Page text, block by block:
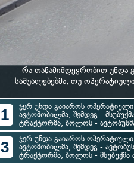
რა თანამიმდევრობით უნდა
საშუალებებმა, თუ
1
ჯერ უნდა გაიაროს ოპერატიული
ავტომობილმა, შემდეგ -
ტრაქტორმა, ბოლოს -
3
ჯერ უნდა გაიაროს ოპერატიული
ავტომობილმა, შემდეგ -
ტრაქტორმა, ბოლოს - მსუბუქმა